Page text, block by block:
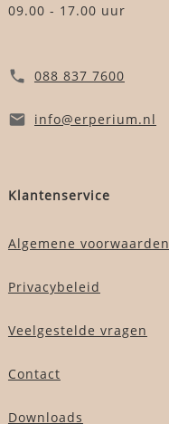
09.00 - 17.00 uur
088 837 7600
info@erperium.nl
Klantenservice
Algemene voorwaarden
Privacybeleid
Veelgestelde vragen
Contact
Downloads